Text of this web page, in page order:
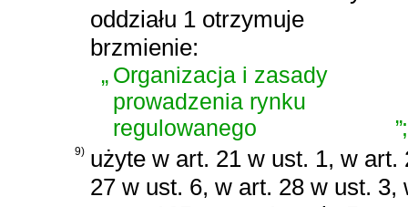
oddziału 1 otrzymuje
brzmienie:
„Organizacja i zasady
prowadzenia rynku
regulowanego
”
;
9) użyte w art. 21 w ust. 1, w
27 w ust. 6, w art. 28 w ust.